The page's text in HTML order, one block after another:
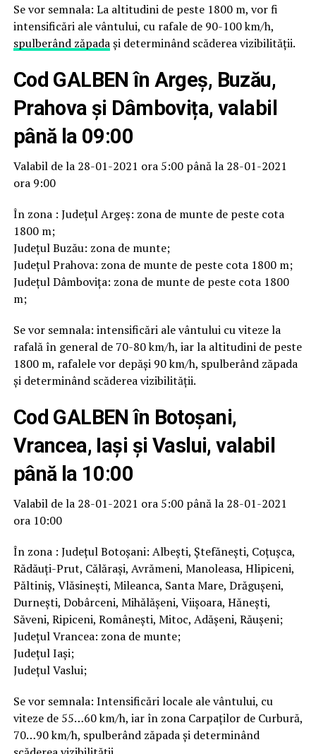
Se vor semnala: La altitudini de peste 1800 m, vor fi
intensificări ale vântului, cu rafale de 90-100 km/h,
spulberând zăpadași determinând scăderea vizibilității.
Cod GALBEN în Argeș, Buzău,
Prahova și Dâmbovița, valabil
până la 09:00
Valabil de la 28-01-2021 ora 5:00 până la 28-01-2021
ora 9:00
În zona : Județul Argeş: zona de munte de peste cota
1800 m;
Județul Buzău: zona de munte;
Județul Prahova: zona de munte de peste cota 1800 m;
Județul Dâmboviţa: zona de munte de peste cota 1800
m;
Se vor semnala: intensificări ale vântului cu viteze la
rafală în general de 70-80 km/h, iar la altitudini de peste
1800 m, rafalele vor depăşi 90 km/h, spulberând zăpada
şi determinând scăderea vizibilităţii.
Cod GALBEN în Botoșani,
Vrancea, Iași și Vaslui, valabil
până la 10:00
Valabil de la 28-01-2021 ora 5:00 până la 28-01-2021
ora 10:00
În zona : Județul Botoşani: Albești, Ștefănești, Coțușca,
Rădăuți-Prut, Călărași, Avrămeni, Manoleasa, Hlipiceni,
Păltiniș, Vlăsinești, Mileanca, Santa Mare, Drăgușeni,
Durnești, Dobârceni, Mihălășeni, Viișoara, Hănești,
Săveni, Ripiceni, Românești, Mitoc, Adășeni, Răușeni;
Județul Vrancea: zona de munte;
Județul Iaşi;
Județul Vaslui;
Se vor semnala: Intensificări locale ale vântului, cu
viteze de 55…60 km/h, iar în zona Carpaților de Curbură,
70…90 km/h, spulberând zăpada și determinând